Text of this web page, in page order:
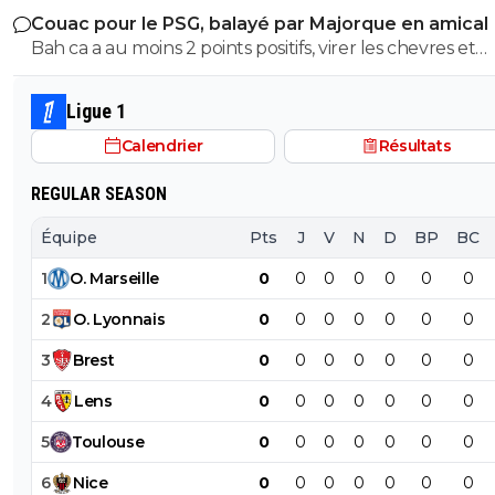
соблюдать-правила 22 octobre 2018 à 17:57 +
je sais pas si je suis facho mais ça m'a bien fait rire
coucou1970 0
ça en dit long......ne cherche pas,tu y es
ce soir-là j'ai repris deux fois des moules ;)
0+ Répondre
соблюдать-правила 22 octobre 2018 à 18:03 +0
écoute s'il y a que ça pour te faire plaisir ?
a joué 78 min à 10 Et encore une fois rien a voir de
quand tu dois ne pas encaisser ou que tu dois marquer. Mais
ça tu ne peux pas comprendre puisque tu n'as jamais
pieds sur un terrain
insultes de ses groupies qui voulaient me faire avaler sa
semence comme eux ...
Couac pour le PSG, balayé par Majorque en amical
Bah ca a au moins 2 points positifs, virer les chevres et
démeloniser les autres, c’est plutot bien vu.
Ligue 1
Calendrier Résultats
REGULAR SEASON
Équipe Pts J V N D BP BC
1 O. Marseille 0 0 0 0 0 0 0
2 O. Lyonnais 0 0 0 0 0 0 0
3 Brest 0 0 0 0 0 0 0
4 Lens 0 0 0 0 0 0 0
5 Toulouse 0 0 0 0 0 0 0
6 Nice 0 0 0 0 0 0 0